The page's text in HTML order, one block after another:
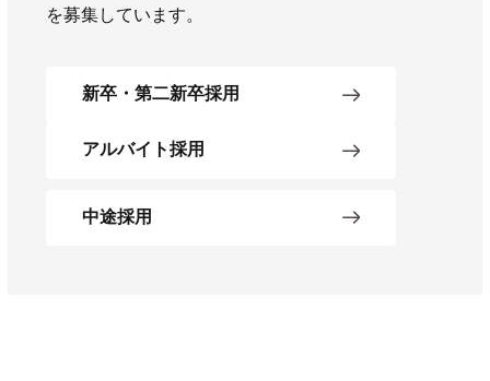
を募集しています。
新卒・第二新卒採用
アルバイト採用
中途採用